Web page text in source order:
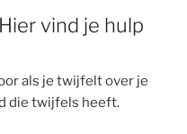
vind je hulp
als je twijfelt over je
die twijfels heeft.